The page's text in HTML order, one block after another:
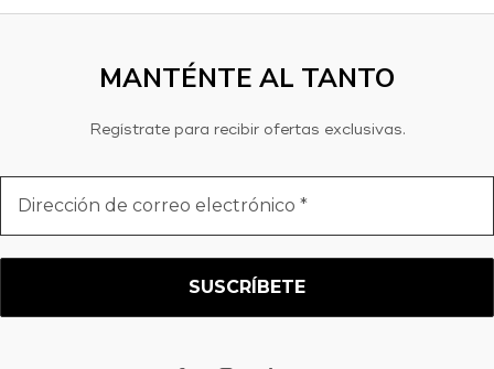
MANTÉNTE AL TANTO
Regístrate para recibir ofertas exclusivas.
de